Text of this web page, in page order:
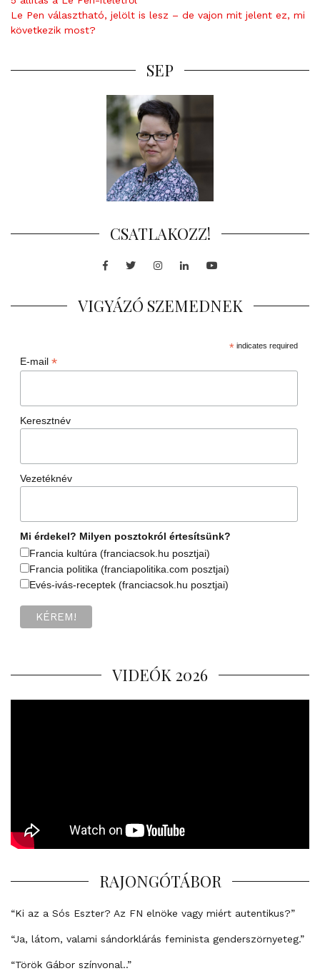
Le Pen választható, jelölt is lesz – de vajon mit jelent ez, mi
következik most?
SEP
CSATLAKOZZ!
Facebook
TwitterInstagram
LinkedInYoutube
VIGYÁZÓ SZEMEDNEK
*indicates required
E-mail *
Keresztnév
Vezetéknév
Mi érdekel? Milyen posztokról értesítsünk?
Francia kultúra (franciacsok.hu posztjai)
Francia politika (franciapolitika.com posztjai)
Evés-ivás-receptek (franciacsok.hu posztjai)
VIDEÓK 2026
RAJONGÓTÁBOR
“Ki az a Sós Eszter? Az FN elnöke vagy miért autentikus?”
“Ja, látom, valami sándorklárás feminista genderszörnyeteg.”
“Török Gábor színvonal..”